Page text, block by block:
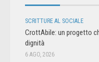
SCRITTURE AL SOCIALE
CrottAbile: un progetto
dignità
6 AGO, 2026